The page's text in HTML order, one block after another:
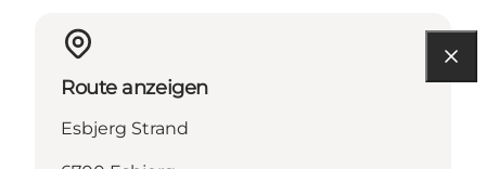
Route anzeigen
Esbjerg Strand